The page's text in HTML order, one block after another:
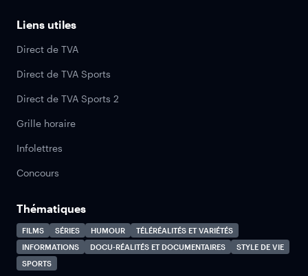
Liens utiles
Direct de TVA
Direct de TVA Sports
Direct de TVA Sports 2
Grille horaire
Infolettres
Concours
Thématiques
FILMS SÉRIES HUMOUR
TÉLÉRÉALITÉS ET VARIÉTÉS
INFORMATIONS
DOCU-RÉALITÉS ET DOCUMENTAIRES
STYLE DE VIE
SPORTS